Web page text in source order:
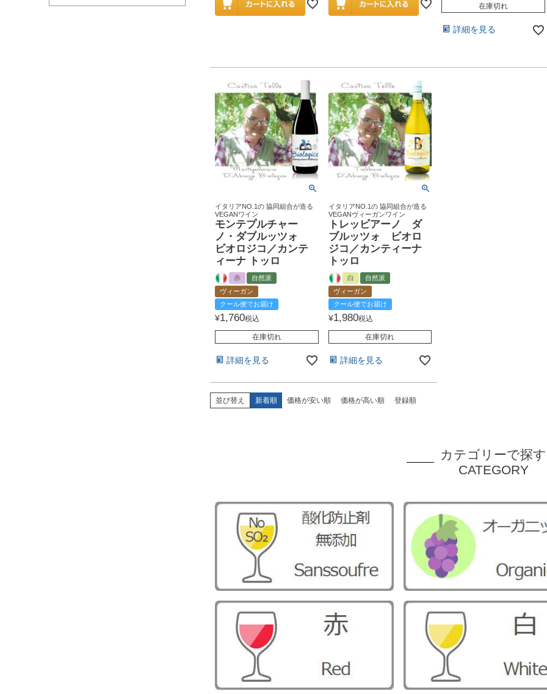
在庫切れ
詳細を見る
イタリアNO.1の 協同組合が造る
VEGANワイン
モンテプルチャー
ノ・ダブルッツォ
ビオロジコ／カンテ
ィーナ トッロ
赤
自然派
ヴィーガン
クール便でお届け
¥1,760税込
在庫切れ
詳細を見る
イタリアNO.1の 協同組合が造る
VEGANヴィーガンワイン
トレッビアーノ ダ
ブルッツォ ビオロ
ジコ／カンティーナ
トッロ
白
自然派
ヴィーガン
クール便でお届け
¥1,980税込
在庫切れ
詳細を見る
並び替え 新着順 価格が安い順 価格が高い順 登録順
カテゴリーで探す
CATEGORY